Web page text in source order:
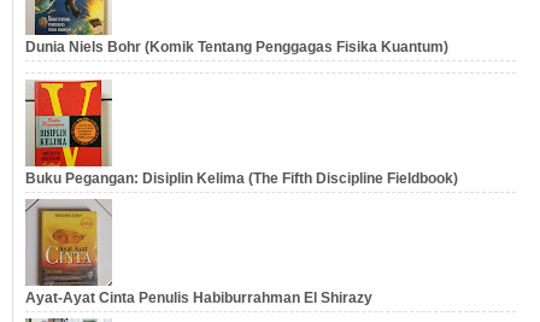
Dunia Niels Bohr (Komik Tentang Penggagas Fisika Kuantum)
Buku Pegangan: Disiplin Kelima (The Fifth Discipline Fieldbook)
Ayat-Ayat Cinta Penulis Habiburrahman El Shirazy